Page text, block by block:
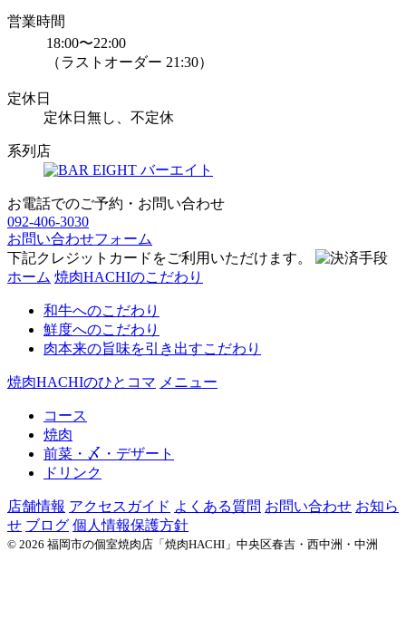
営業時間
18:00〜22:00
（ラストオーダー 21:30）
定休日
定休日無し、不定休
系列店
バーエイト
お電話でのご予約・お問い合わせ
092-406-3030
お問い合わせフォーム
下記クレジットカードをご利用いただけます。
ホーム 焼肉HACHIのこだわり
和牛へのこだわり
鮮度へのこだわり
肉本来の旨味を引き出すこだわり
焼肉HACHIのひとコマ メニュー
コース
焼肉
前菜・〆・デザート
ドリンク
店舗情報 アクセスガイド よくある質問 お問い合わせ お知ら
せ ブログ 個人情報保護方針
© 2026 福岡市の個室焼肉店「焼肉HACHI」中央区春吉・西中洲・中洲